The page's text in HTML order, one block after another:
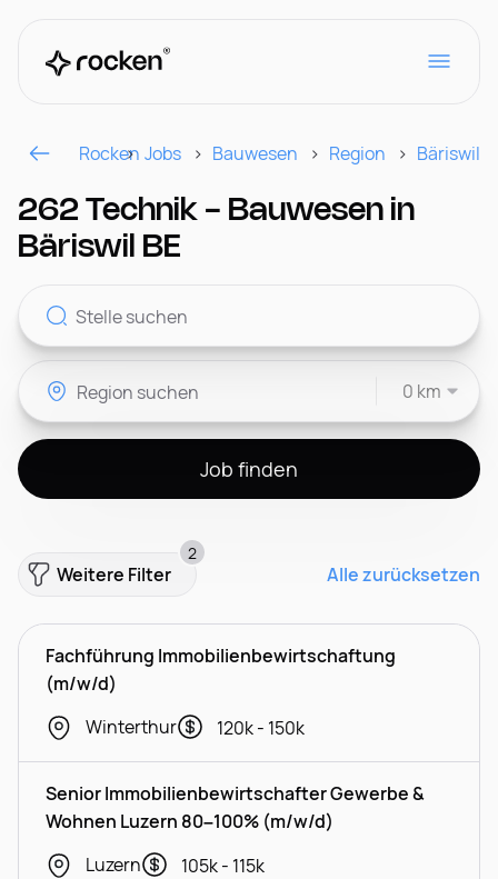
Für Arbeitgeber
Kontakt
CH
Rocken Jobs Bauwesen Region Bäriswil
262 Technik - Bauwesen in
Bäriswil BE
0 km
Job finden
Weitere Filter
2
Alle zurücksetzen
Fachführung Immobilienbewirtschaftung
(m/w/d)
Winterthur
120k - 150k
Senior Immobilienbewirtschafter Gewerbe &
Wohnen Luzern 80–100% (m/w/d)
Luzern
105k - 115k